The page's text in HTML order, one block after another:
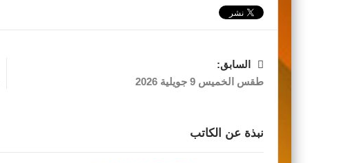
السابق:
طقس الخميس 9 جويلية 2026
نبذة عن الكاتب